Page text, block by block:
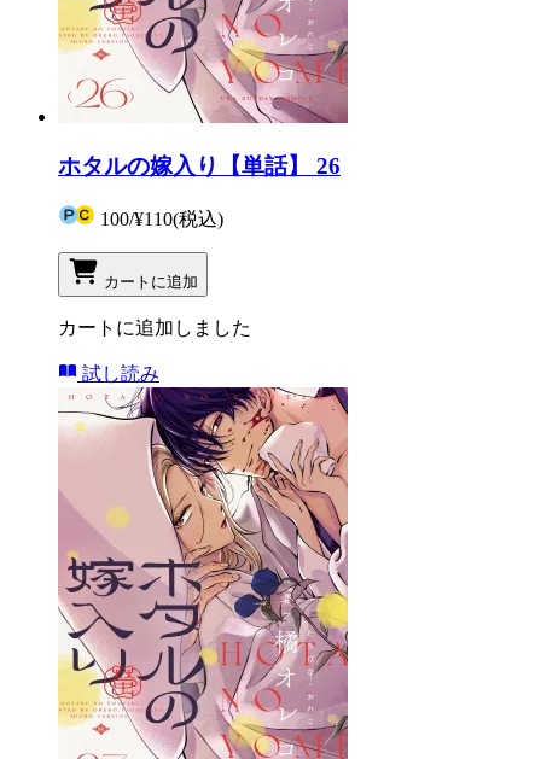
ホタルの嫁入り【単話】 26
100/¥110(税込)
カートに追加
カートに追加しました
試し読み